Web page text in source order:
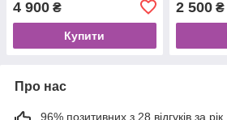
4 900 ₴
Купити
2 500₴
Про нас
96% позитивних з 28 відгуків за рік